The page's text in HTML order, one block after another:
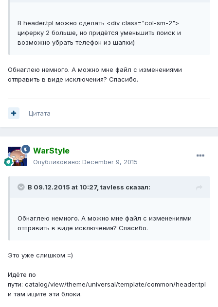
В header.tpl можно сделать <div class="col-sm-2">
циферку 2 больше, но придётся уменьшить поиск и
возможно убрать телефон из шапки)
Обнаглею немного. А можно мне файл с изменениями
отправить в виде исключения? Спасибо.
Цитата
WarStyle
Опубликовано: December 9, 2015
В 09.12.2015 at 10:27, tavless сказал:
Обнаглею немного. А можно мне файл с изменениями
отправить в виде исключения? Спасибо.
Это уже слишком =)
Идёте по
пути: catalog/view/theme/universal/template/common/header.tpl
и там ищите эти блоки.